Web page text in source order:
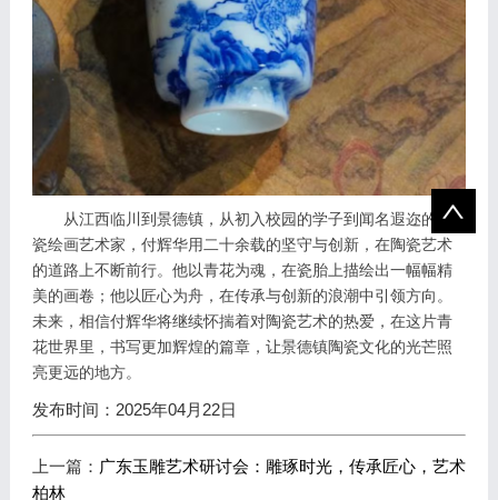
从江西临川到景德镇，从初入校园的学子到闻名遐迩的陶
瓷绘画艺术家，付辉华用二十余载的坚守与创新，在陶瓷艺术
的道路上不断前行。他以青花为魂，在瓷胎上描绘出一幅幅精
美的画卷；他以匠心为舟，在传承与创新的浪潮中引领方向。
未来，相信付辉华将继续怀揣着对陶瓷艺术的热爱，在这片青
花世界里，书写更加辉煌的篇章，让景德镇陶瓷文化的光芒照
亮更远的地方。
发布时间：2025年04月22日
上一篇： 广东玉雕艺术研讨会：雕琢时光，传承匠心，艺术
柏林